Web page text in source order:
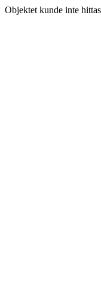
Objektet kunde inte